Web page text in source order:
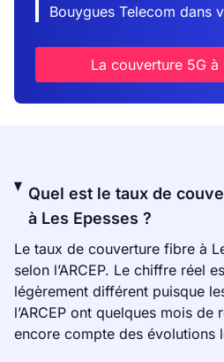
Bouygues Telecom dans
La couverture 5G à
Quel est le taux de
à Les Epesses ?
Le taux de couverture fibre à
selon l’ARCEP. Le chiffre réel
légèrement différent puisque
l’ARCEP ont quelques mois
encore compte des évolutions